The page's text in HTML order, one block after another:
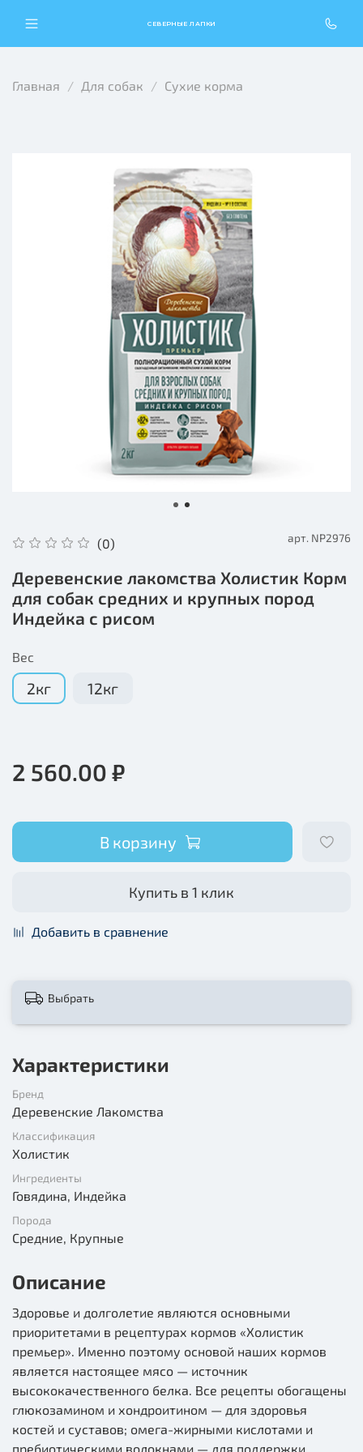
СЕВЕРНЫЕ ЛАПКИ
Главная Для собак Сухие корма
(0) арт. NP2976
Деревенские лакомства Холистик Корм
для собак средних и крупных пород
Индейка с рисом
Вес
2кг 12кг
2 560.00 ₽
В корзину
Купить в 1 клик
Добавить в сравнение
Выбрать
Характеристики
Бренд
Деревенские Лакомства
Классификация
Холистик
Ингредиенты
Говядина, Индейка
Порода
Средние, Крупные
Описание
Здоровье и долголетие являются основными
приоритетами в рецептурах кормов «Холистик
премьер». Именно поэтому основой наших кормов
является настоящее мясо — источник
высококачественного белка. Все рецепты обогащены
глюкозамином и хондроитином — для здоровья
костей и суставов; омега-жирными кислотами и
пребиотическими волокнами — для поддержки